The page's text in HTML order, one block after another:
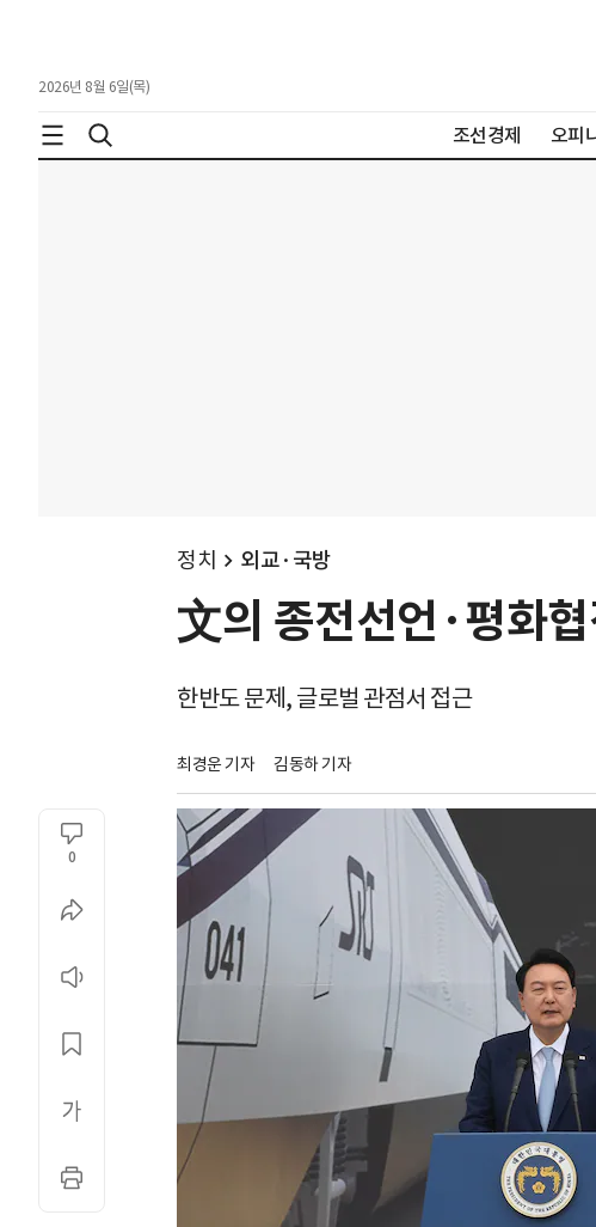
2026년 8월 6일(목)
조선경제 오피
정치 외교·국방
文의 종전선언·평화
한반도 문제, 글로벌 관점서 접근
최경운 기자 김동하 기자
0